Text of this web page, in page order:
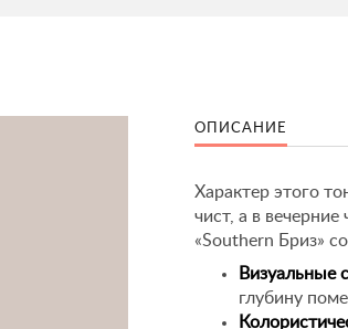
ОПИСАНИЕ
Характер этого
чист, а в
«Southern Бриз»
Визуальные
глубину